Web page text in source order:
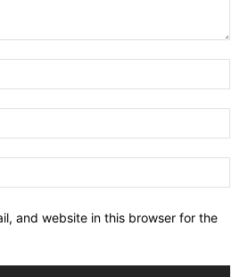
and website in this browser for the